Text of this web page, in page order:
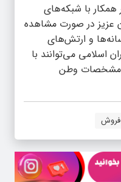
با شبکه‌های
عزیز در صورت مشاهده
و ارتش‌های
اسلامی می‌توانند با
مشخصات وطن